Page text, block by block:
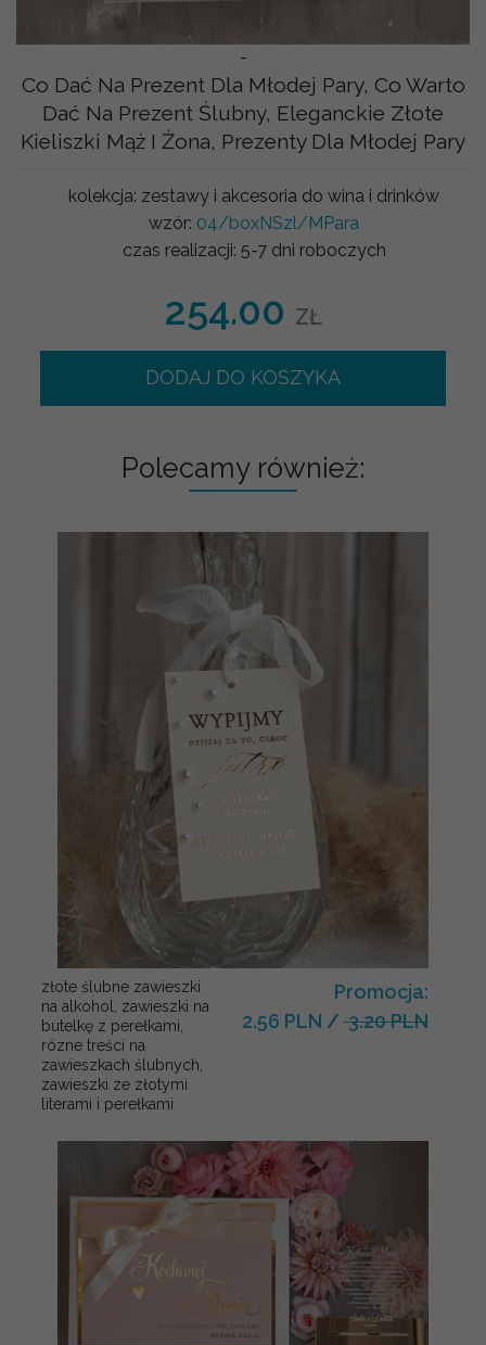
-
Co Dać Na Prezent Dla Młodej Pary, Co Warto
Dać Na Prezent Ślubny, Eleganckie Złote
Kieliszki Mąż I Żona, Prezenty Dla Młodej Pary
kolekcja: zestawy i akcesoria do wina i drinków
wzór: 04/boxNSzl/MPara
czas realizacji: 5-7 dni roboczych
254.00 ZŁ
DODAJ DO KOSZYKA
Polecamy również:
złote ślubne zawieszki
na alkohol, zawieszki na
butelkę z perełkami,
rózne treści na
zawieszkach ślubnych,
zawieszki ze złotymi
literami i perełkami
Promocja:
2.56 PLN / 3.20 PLN